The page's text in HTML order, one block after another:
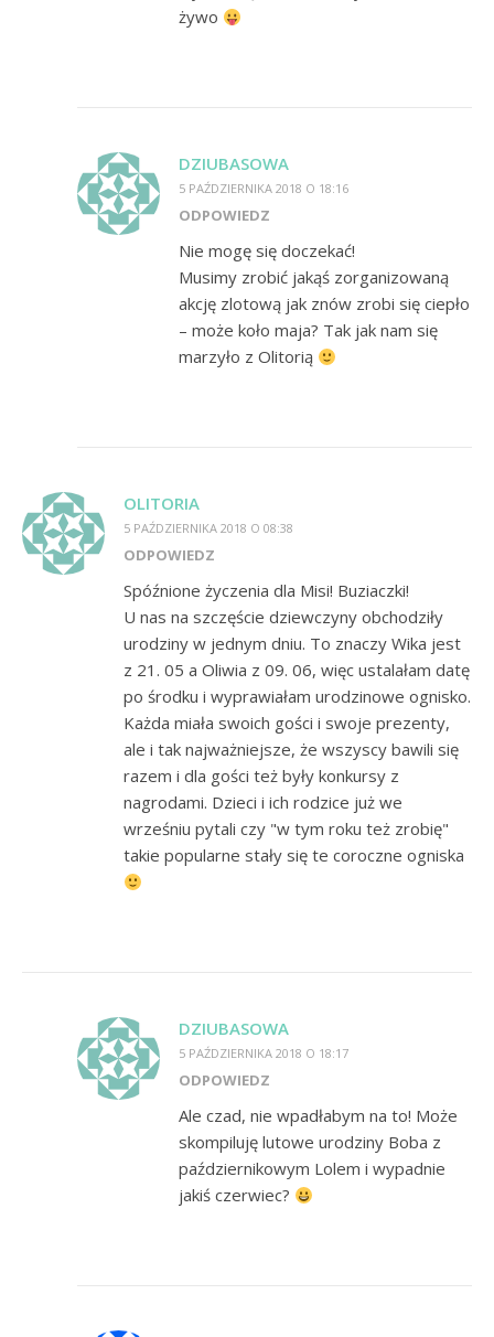
żywo
DZIUBASOWA
5 PAŹDZIERNIKA 2018 O 18:16
ODPOWIEDZ
Nie mogę się doczekać!
Musimy zrobić jakąś zorganizowaną
akcję zlotową jak znów zrobi się ciepło
– może koło maja? Tak jak nam się
marzyło z Olitorią
OLITORIA
5 PAŹDZIERNIKA 2018 O 08:38
ODPOWIEDZ
Spóźnione życzenia dla Misi! Buziaczki!
U nas na szczęście dziewczyny obchodziły
urodziny w jednym dniu. To znaczy Wika jest
z 21. 05 a Oliwia z 09. 06, więc ustalałam datę
po środku i wyprawiałam urodzinowe ognisko.
Każda miała swoich gości i swoje prezenty,
ale i tak najważniejsze, że wszyscy bawili się
razem i dla gości też były konkursy z
nagrodami. Dzieci i ich rodzice już we
wrześniu pytali czy "w tym roku też zrobię"
takie popularne stały się te coroczne ogniska
DZIUBASOWA
5 PAŹDZIERNIKA 2018 O 18:17
ODPOWIEDZ
Ale czad, nie wpadłabym na to! Może
skompiluję lutowe urodziny Boba z
październikowym Lolem i wypadnie
jakiś czerwiec?